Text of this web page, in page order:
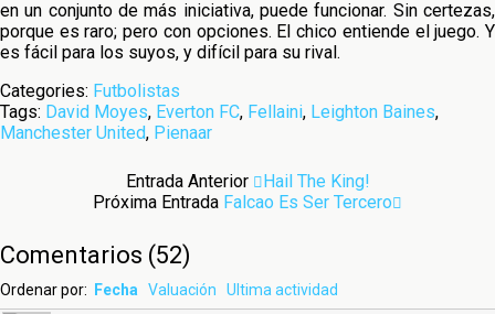
en un conjunto de más iniciativa, puede funcionar. Sin certezas,
porque es raro; pero con opciones. El chico entiende el juego. Y
es fácil para los suyos, y difícil para su rival.
Categories: Futbolistas
Tags: David Moyes, Everton FC, Fellaini, Leighton Baines,
Manchester United, Pienaar
Entrada Anterior
Hail The King!
Próxima Entrada Falcao Es Ser Tercero
Comentarios (52)
Ordenar por: Fecha Valuación Ultima actividad